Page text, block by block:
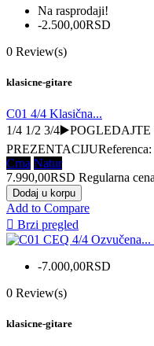
Na rasprodaji!
-2.500,00RSD
0 Review(s)
klasicne-gitare
C01 4/4 Klasična...
1/4 1/2 3/
PREZENTACIJUReferenca:
Crna Natur
7.990,00RSD Regularna cena
Dodaj u korpu
Add to Compare
 Brzi pregled
-7.000,00RSD
0 Review(s)
klasicne-gitare